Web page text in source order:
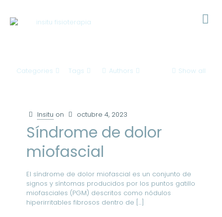
Categories Tags Authors Show all
Insitu on octubre 4, 2023
Síndrome de dolor
miofascial
El síndrome de dolor miofascial es un conjunto de
signos y síntomas producidos por los puntos gatillo
miofasciales (PGM) descritos como nódulos
hiperirritables fibrosos dentro de […]